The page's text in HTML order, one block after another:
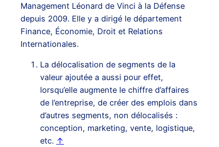
Management Léonard de Vinci à la Défense
depuis 2009. Elle y a dirigé le département
Finance, Économie, Droit et Relations
Internationales.
La délocalisation de segments de la
valeur ajoutée a aussi pour effet,
lorsqu’elle augmente le chiffre d’affaires
de l’entreprise, de créer des emplois dans
d’autres segments, non délocalisés :
conception, marketing, vente, logistique,
etc. ↑